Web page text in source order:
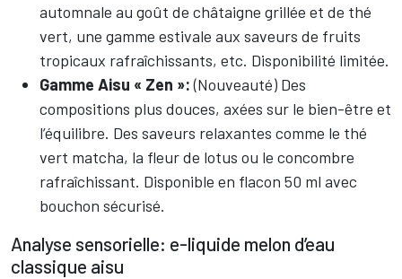
automnale au goût de châtaigne grillée et de thé
vert, une gamme estivale aux saveurs de fruits
tropicaux rafraîchissants, etc. Disponibilité limitée.
Gamme Aisu « Zen »:(Nouveauté) Des
compositions plus douces, axées sur le bien-être et
l’équilibre. Des saveurs relaxantes comme le thé
vert matcha, la fleur de lotus ou le concombre
rafraîchissant. Disponible en flacon 50 ml avec
bouchon sécurisé.
Analyse sensorielle: e-liquide melon d’eau
classique aisu